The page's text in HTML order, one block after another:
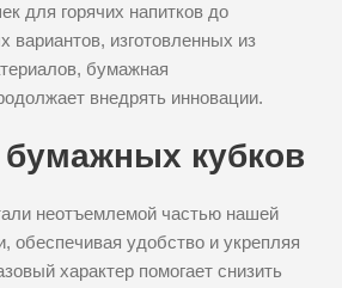
для горячих напитков до
вариантов, изготовленных из
бумажная
внедрять инновации.
кубков
неотъемлемой частью нашей
обеспечивая удобство и укрепляя
характер помогает снизить